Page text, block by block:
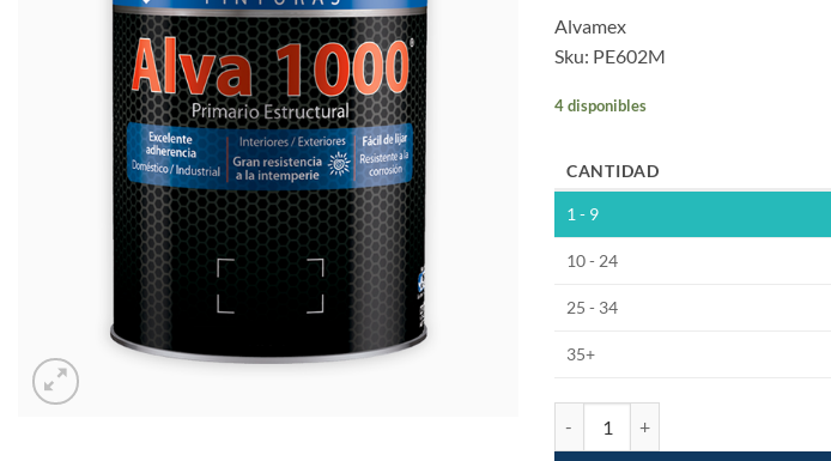
Alvamex
Sku: PE602M
4 disponibles
CANTIDAD
1 - 9
10 - 24
25 - 34
35+